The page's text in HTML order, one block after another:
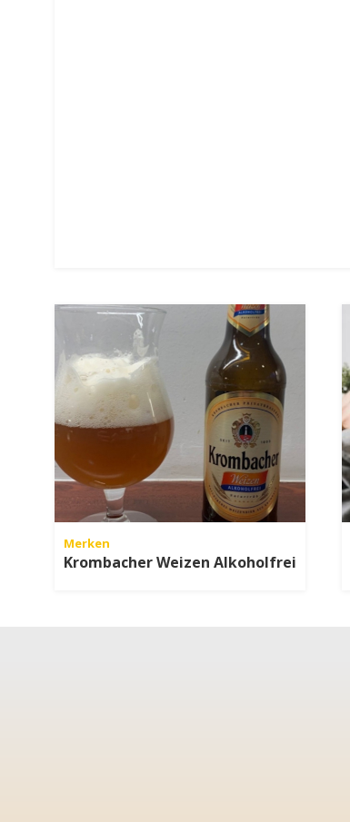
Merken
Krombacher Weizen Alkoholfrei